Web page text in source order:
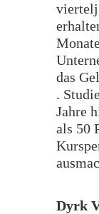
das
. S
Jahre
als 50
Dyrk